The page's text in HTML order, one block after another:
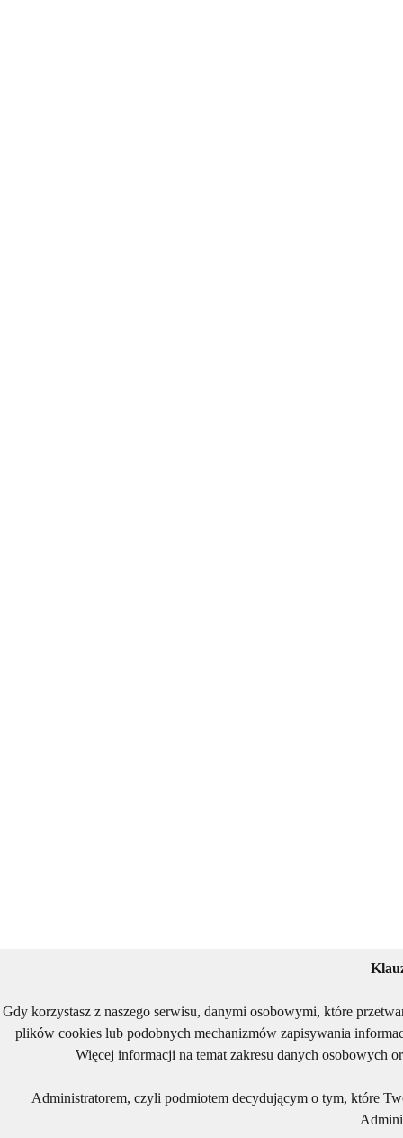
Gdy korzystasz z naszego serwisu, danymi osobowymi, które
plików cookies lub podobnych mechanizmów zapisywania
Więcej informacji na temat zakresu danych osobowych
Administratorem, czyli podmiotem decydującym o tym, które